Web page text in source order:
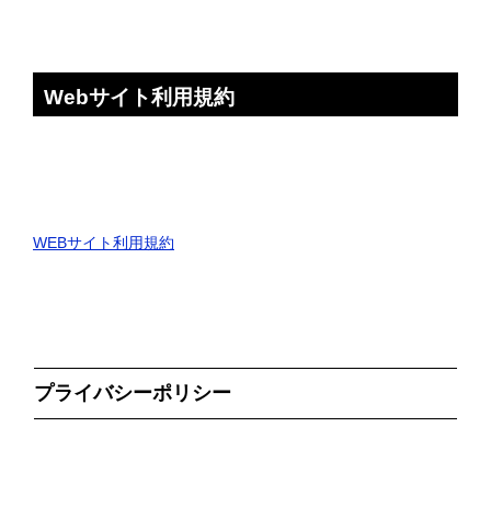
Webサイト利用規約
WEBサイト利用規約
プライバシーポリシー